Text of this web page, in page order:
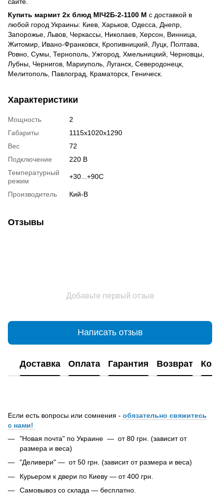
Купить мармит 2х блюд МІЧ2Б-2-1100 М с доставкой в
любой город Украины: Киев, Харьков, Одесса, Днепр,
Запорожье, Львов, Черкассы, Николаев, Херсон, Винница,
Житомир, Ивано-Франковск, Кропивницкий, Луцк, Полтава,
Ровно, Сумы, Тернополь, Ужгород, Хмельницкий, Черновцы,
Лубны, Чернигов, Мариуполь, Луганск, Северодонецк,
Мелитополь, Павлоград, Краматорск, Геническ.
Характеристики
Мощность
2
Габариты
1115х1020х1290
Вес
72
Подключение
220 В
Температурный
режим
+30...+90С
Производитель Кий-В
Отзывы
Добавьте первый отзыв
Написать отзыв
Доставка Оплата Гарантия Возврат
Если есть вопросы или сомнения - обязательно свяжитесь
с нами!
"Новая почта" по Украине — от 80 грн. (зависит от
размера и веса)
"Деливери" — от 50 грн. (зависит от размера и веса)
Курьером к двери по Киеву — от 400 грн.
Самовывоз со склада — бесплатно.